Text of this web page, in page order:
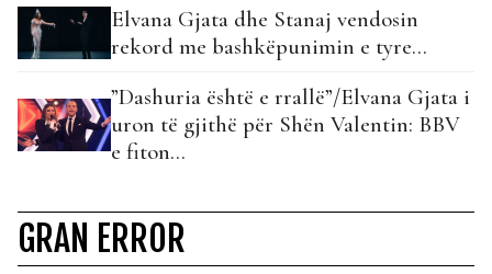
Elvana Gjata dhe Stanaj vendosin
rekord me bashkëpunimin e tyre…
”Dashuria është e rrallë”/Elvana Gjata i
uron të gjithë për Shën Valentin: BBV
e fiton…
GRAN ERROR